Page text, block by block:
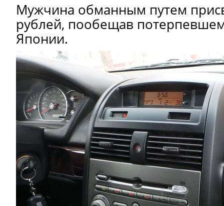
Мужчина обманным путем
рублей, пообещав
Японии.